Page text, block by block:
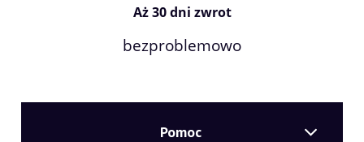
Aż 30 dni zwrot
bezproblemowo
Pomoc